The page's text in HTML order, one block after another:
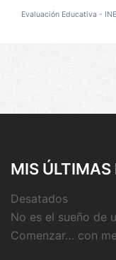
Evaluación Educativa -
MIS ÚLTIMAS
Desatados
No es el sueño de
Comenzar… con